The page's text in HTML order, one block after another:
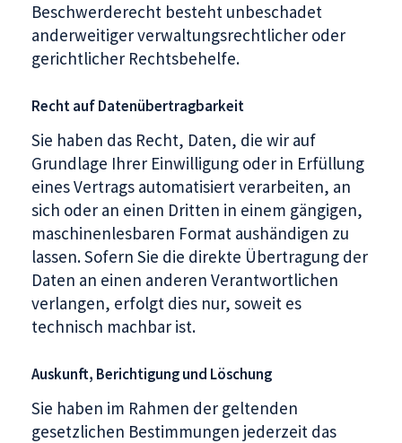
Beschwerderecht besteht unbeschadet
anderweitiger verwaltungsrechtlicher oder
gerichtlicher Rechtsbehelfe.
Recht auf Daten­übertrag­barkeit
Sie haben das Recht, Daten, die wir auf
Grundlage Ihrer Einwilligung oder in Erfüllung
eines Vertrags automatisiert verarbeiten, an
sich oder an einen Dritten in einem gängigen,
maschinenlesbaren Format aushändigen zu
lassen. Sofern Sie die direkte Übertragung der
Daten an einen anderen Verantwortlichen
verlangen, erfolgt dies nur, soweit es
technisch machbar ist.
Auskunft, Berichtigung und Löschung
Sie haben im Rahmen der geltenden
gesetzlichen Bestimmungen jederzeit das